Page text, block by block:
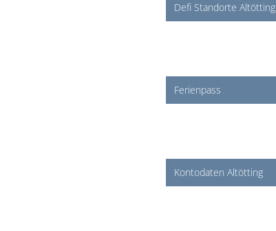
Defi Standorte Altötting
Ferienpass
Kontodaten Altötting